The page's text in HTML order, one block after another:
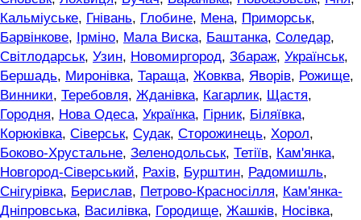
Кальміуське, Гнівань, Глобине, Мена, Приморськ,
Барвінкове, Ірміно, Мала Виска, Баштанка, Соледар,
Світлодарськ, Узин, Новомиргород, Збараж, Українськ,
Бершадь, Миронівка, Тараща, Жовква, Яворів, Рожище,
Винники, Теребовля, Жданівка, Кагарлик, Щастя,
Городня, Нова Одеса, Українка, Гірник, Біляївка,
Корюківка, Сіверськ, Судак, Сторожинець, Хорол,
Боково-Хрустальне, Зеленодольськ, Тетіїв, Кам'янка,
Новгород-Сіверський, Рахів, Бурштин, Радомишль,
Снігурівка, Берислав, Петрово-Красносілля, Кам'янка-
Дніпровська, Василівка, Городище, Жашків, Носівка,